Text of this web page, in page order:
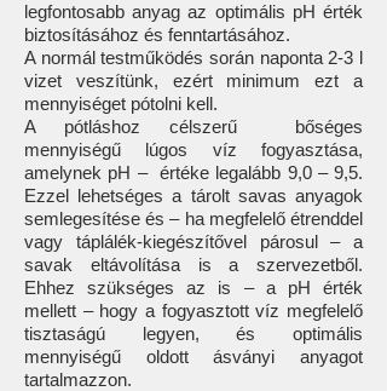
legfontosabb anyag az optimális pH érték
biztosításához és fenntartásához.
A normál testműködés során naponta 2-3 l
vizet veszítünk, ezért minimum ezt a
mennyiséget pótolni kell.
A pótláshoz célszerű bőséges
mennyiségű lúgos víz fogyasztása,
amelynek pH – értéke legalább 9,0 – 9,5.
Ezzel lehetséges a tárolt savas anyagok
semlegesítése és – ha megfelelő étrenddel
vagy táplálék-kiegészítővel párosul – a
savak eltávolítása is a szervezetből.
Ehhez szükséges az is – a pH érték
mellett – hogy a fogyasztott víz megfelelő
tisztaságú legyen, és optimális
mennyiségű oldott ásványi anyagot
tartalmazzon.